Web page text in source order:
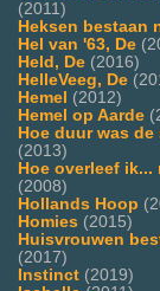
(2011)
Heksen bestaan
Hel van '63, De
Held, De (2016)
HelleVeeg, De
Hemel (2012)
Hemel op Aarde
Hoe duur was de
(2013)
Hoe overleef ik...
(2008)
Hollands Hoop
Homies (2015)
Huisvrouwen
(2017)
Instinct (2019)